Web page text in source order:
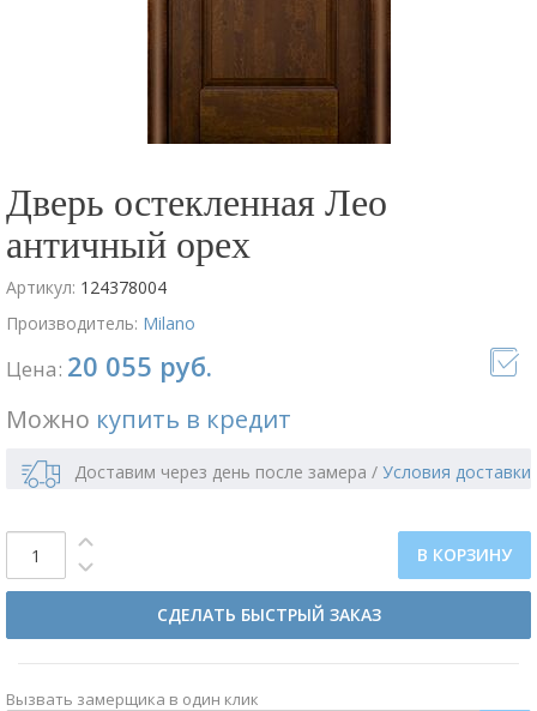
Дверь остекленная Лео
античный орех
Артикул: 124378004
Производитель: Milano
Цена: 20 055 руб.
Можно купить в кредит
Доставим через день после замера / Условия доставки
В КОРЗИНУ
СДЕЛАТЬ БЫСТРЫЙ ЗАКАЗ
Вызвать замерщика в один клик